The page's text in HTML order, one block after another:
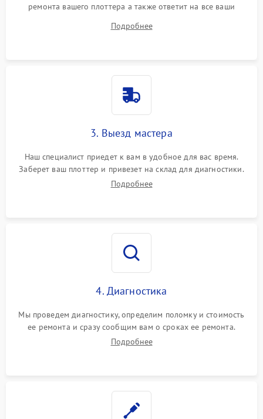
ремонта вашего плоттера а также ответит на все ваши
Подробнее
3. Выезд мастера
Наш специалист приедет к вам в удобное для вас время.
Заберет ваш плоттер и привезет на склад для диагностики.
Подробнее
4. Диагностика
Мы проведем диагностику, определим поломку и стоимость
ее ремонта и сразу сообщим вам о сроках ее ремонта.
Подробнее